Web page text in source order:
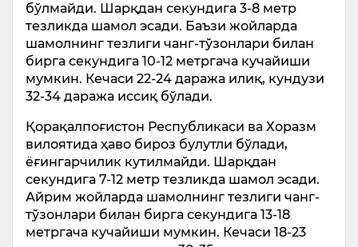
бўлмайди. Шарқдан секундига 3-8 метр
тезликда шамол эсади. Баъзи жойларда
шамолнинг тезлиги чанг-тўзонлари билан
бирга секундига 10-12 метргача кучайиши
мумкин. Кечаси 22-24 даража илиқ, кундузи
32-34 даража иссиқ бўлади.
Қорақалпоғистон Республикаси ва Хоразм
вилоятида ҳаво бироз булутли бўлади,
ёғингарчилик кутилмайди. Шарқдан
секундига 7-12 метр тезликда шамол эсади.
Айрим жойларда шамолнинг тезлиги чанг-
тўзонлари билан бирга секундига 13-18
метргача кучайиши мумкин. Кечаси 18-23